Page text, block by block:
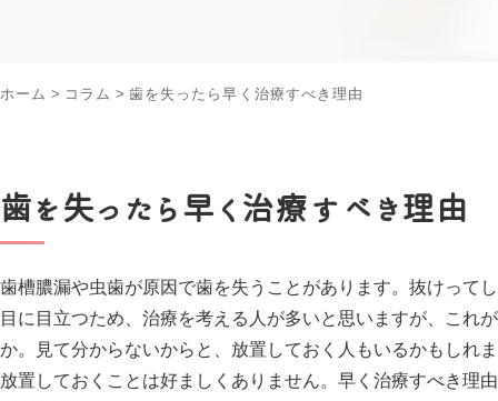
ホーム > コラム >歯を失ったら早く治療すべき理由
歯を失ったら早く治療すべき理由
歯槽膿漏や虫歯が原因で歯を失うことがあります。抜けって
目に目立つため、治療を考える人が多いと思いますが、これ
か。見て分からないからと、放置しておく人もいるかもしれ
放置しておくことは好ましくありません。早く治療すべき理